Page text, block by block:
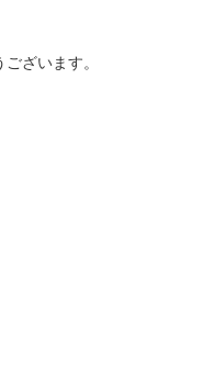
ざいます。